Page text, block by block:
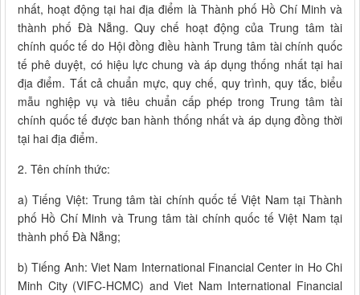
nhất, hoạt động tại hai địa điểm là Thành phố Hồ Chí Minh và
thành phố Đà Nẵng. Quy chế hoạt động của Trung tâm tài
chính quốc tế do Hội đồng điều hành Trung tâm tài chính quốc
tế phê duyệt, có hiệu lực chung và áp dụng thống nhất tại hai
địa điểm. Tất cả chuẩn mực, quy chế, quy trình, quy tắc, biểu
mẫu nghiệp vụ và tiêu chuẩn cấp phép trong Trung tâm tài
chính quốc tế được ban hành thống nhất và áp dụng đồng thời
tại hai địa điểm.
2. Tên chính thức:
a) Tiếng Việt: Trung tâm tài chính quốc tế Việt Nam tại Thành
phố Hồ Chí Minh và Trung tâm tài chính quốc tế Việt Nam tại
thành phố Đà Nẵng;
b) Tiếng Anh: Viet Nam International Financial Center in Ho Chi
Minh City (VIFC-HCMC) and Viet Nam International Financial